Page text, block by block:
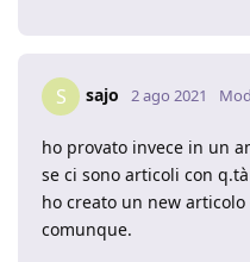
S sajo 2 ago 2021
ho provato invece in un
se ci sono articoli con
ho creato un new
comunque.